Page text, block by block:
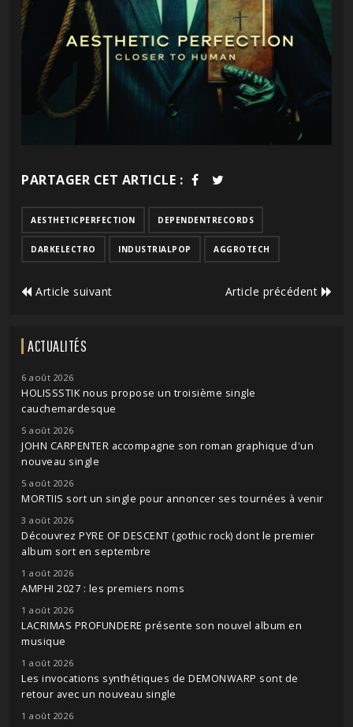
PARTAGER CET ARTICLE :
AESTHETICPERFECTION DEPENDENTRECORDS
DARKELECTRO INDUSTRIALPOP AGGROTECH
Article suivant Article précédent
ACTUALITÉS
6 août 2026
HOLISSSTIK nous propose un troisième single
cauchemardesque
5 août 2026
JOHN CARPENTER accompagne son roman graphique d'un
nouveau single
5 août 2026
MORTIIS sort un single pour annoncer ses tournées à venir
3 août 2026
Découvrez PYRE OF DESCENT (gothic rock) dont le premier
album sort en septembre
1 août 2026
AMPHI 2027 : les premiers noms
1 août 2026
LACRIMAS PROFUNDERE présente son nouvel album en
musique
1 août 2026
Les invocations synthétiques de DEMONWARP sont de
retour avec un nouveau single
1 août 2026